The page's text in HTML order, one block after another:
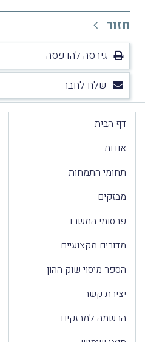
חזור
גירסה להדפסה
שלח לחבר
דף הבית
אודות
תחומי התמחות
מבזקים
פרסומי המשרד
מדורים מקצועיים
הספר מיסוי שוק ההון
יצירת קשר
הרשמה למבזקים